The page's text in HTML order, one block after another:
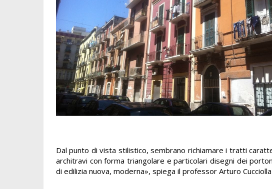
Dal punto di vista stilistico, sembrano richiamare i tratti
architravi con forma triangolare e particolari disegni dei
di edilizia nuova, moderna», spiega il professor Arturo